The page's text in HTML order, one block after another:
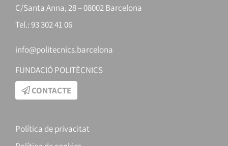
C/Santa Anna, 28 – 08002 Barcelona
Tel.: 93 302 41 06
info@politecnics.barcelona
FUNDACIÓ POLITÈCNICS
CONTACTE
Política de privacitat